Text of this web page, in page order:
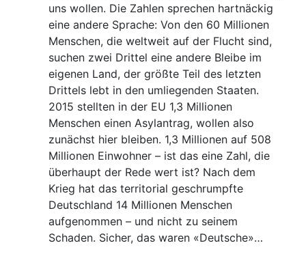
uns wollen. Die Zahlen sprechen hartnäckig
eine andere Sprache: Von den 60 Millionen
Menschen, die weltweit auf der Flucht sind,
suchen zwei Drittel eine andere Bleibe im
eigenen Land, der größte Teil des letzten
Drittels lebt in den umliegenden Staaten.
2015 stellten in der EU 1,3 Millionen
Menschen einen Asylantrag, wollen also
zunächst hier bleiben. 1,3 Millionen auf 508
Millionen Einwohner – ist das eine Zahl, die
überhaupt der Rede wert ist? Nach dem
Krieg hat das territorial geschrumpfte
Deutschland 14 Millionen Menschen
aufgenommen – und nicht zu seinem
Schaden. Sicher, das waren «Deutsche»…